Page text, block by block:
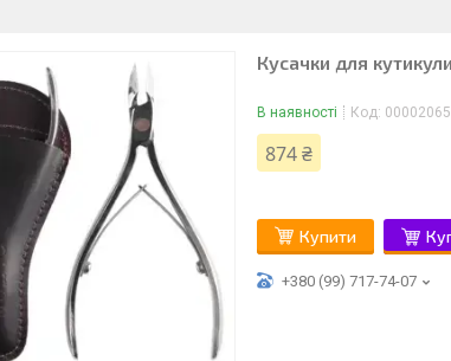
Кусачки для
В наявності Код: 00002065
874 ₴
Купити
+380 (99) 717-74-07